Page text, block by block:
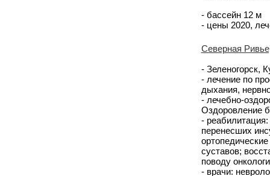
- бассейн 12 м
- цены 2020,
Северная
- Зеленогорск,
- лечение по
дыхания,
- лечебно-
Оздоровление
-
перенесших
суставов;
поводу
- врачи: